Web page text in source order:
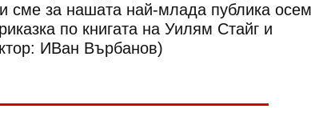
сме за нашата най-млада публика осем
по книгата на Уилям Стайг и
ИВан Върбанов)